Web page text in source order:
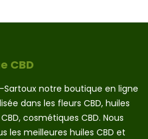
CBD
Sartoux notre boutique en ligne
dans les fleurs CBD, huiles
cosmétiques CBD. Nous
les meilleures huiles CBD et